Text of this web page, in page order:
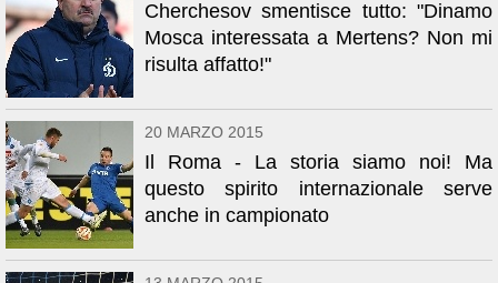
Cherchesov smentisce tutto: "Dinamo
Mosca interessata a Mertens? Non mi
risulta affatto!"
20 MARZO 2015
Il Roma - La storia siamo noi! Ma
questo spirito internazionale serve
anche in campionato